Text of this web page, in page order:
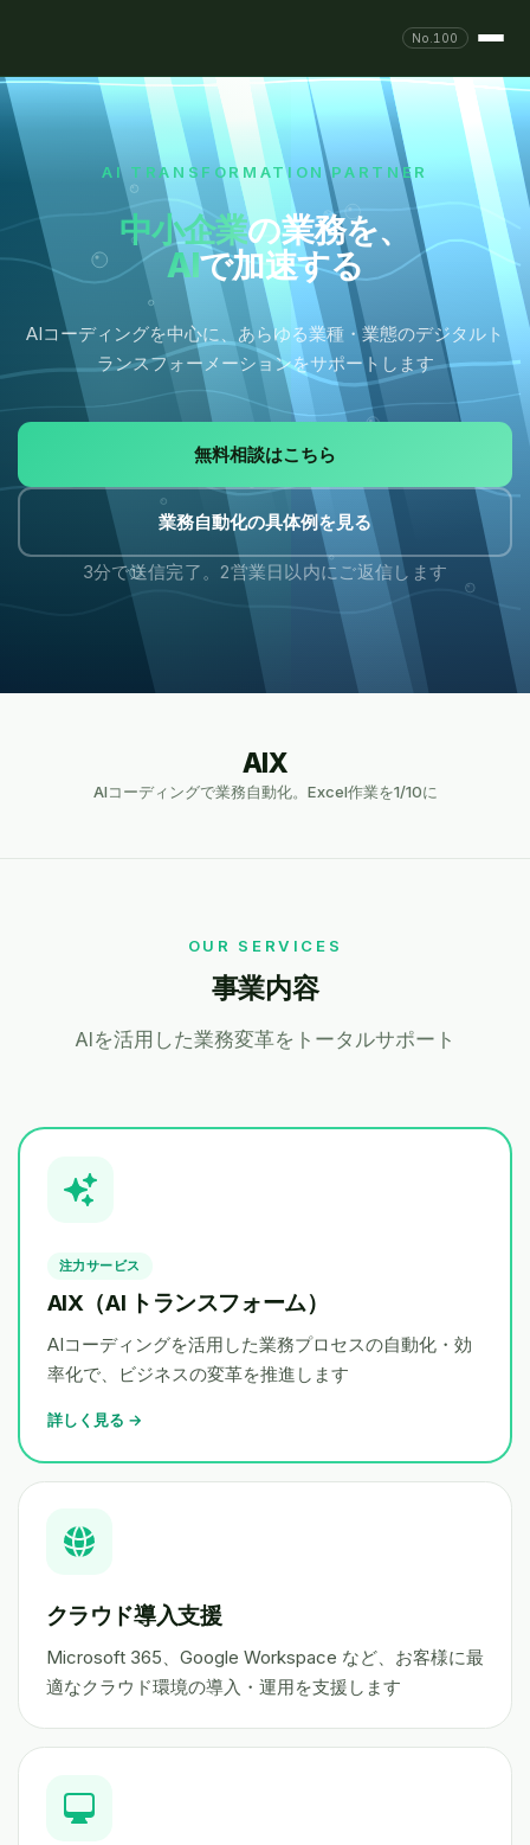
No.100
AI TRANSFORMATION PARTNER
中小企業の業務を、
AIで加速する
AIコーディングを中心に、あらゆる業種・業態のデジタルト
ランスフォーメーションをサポートします
無料相談はこちら
業務自動化の具体例を見る
3分で送信完了。2営業日以内にご返信します
AIX
AIコーディングで業務自動化。Excel作業を1/10に
OUR SERVICES
事業内容
AIを活用した業務変革をトータルサポート
注力サービス
AIX（AI トランスフォーム）
AIコーディングを活用した業務プロセスの自動化・効
率化で、ビジネスの変革を推進します
詳しく見る →
クラウド導入支援
Microsoft 365、Google Workspace など、お客様に最
適なクラウド環境の導入・運用を支援します